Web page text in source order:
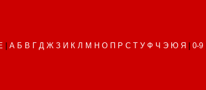
| А Б В Г Д Ж З И К Л М Н О П Р С Т У Ф Ч Э Ю Я 0-9|